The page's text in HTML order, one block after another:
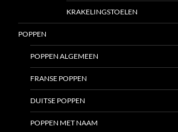
KRAKELINGSTOELEN
POPPEN
POPPEN ALGEMEEN
FRANSE POPPEN
DUITSE POPPEN
POPPEN MET NAAM